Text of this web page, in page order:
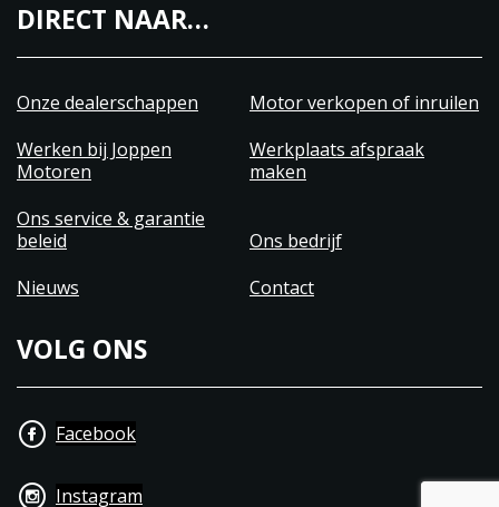
DIRECT NAAR…
Onze dealerschappen
Motor verkopen of inruilen
Werken bij Joppen
Motoren
Werkplaats afspraak
maken
Ons service & garantie
beleid
Ons bedrijf
Nieuws
Contact
VOLG ONS
Facebook
Instagram